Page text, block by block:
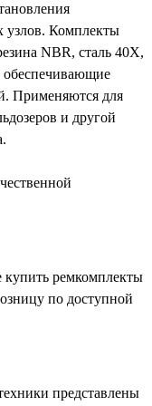
узлов. Комплекты
NBR, сталь 40Х,
Применяются для
и другой
ремкомплекты
по доступной
представлены